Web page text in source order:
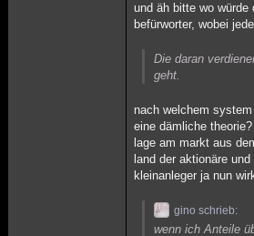
und äh bitte wo
befürworter, wobei
Die daran
geht.
nach welchem
eine dämliche
lage am markt aus
land der aktionäre
kleinanleger ja nun
gino schrieb:
wenn ich Anteile